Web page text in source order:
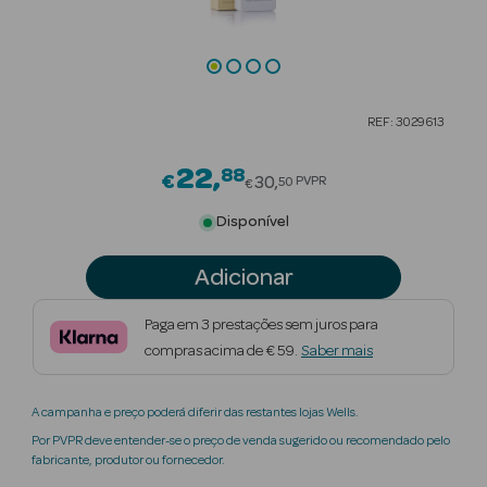
Beauty Season
Nutricosmética
Perfumes
Beauty Season
REF: 3029613
€22 88Price reduced from
€30 50 PVPR
Disponível
Adicionar
Paga em 3 prestações sem juros para
compras acima de € 59. Saber mais
A campanha e preço poderá diferir das restantes lojas Wells.
Por PVPR deve entender-se o preço de venda sugerido ou recomendado pelo
fabricante, produtor ou fornecedor.